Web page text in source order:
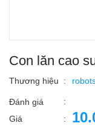
Con lăn cao
Thương hiệu :
Đánh giá
:
Giá
: